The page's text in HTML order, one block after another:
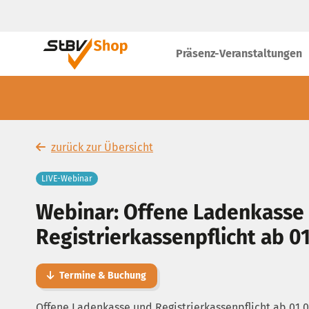
Präsenz-Veranstaltungen
zurück zur Übersicht
LIVE-Webinar
Webinar: Offene
Registrierkassenpflicht ab
Termine & Buchung